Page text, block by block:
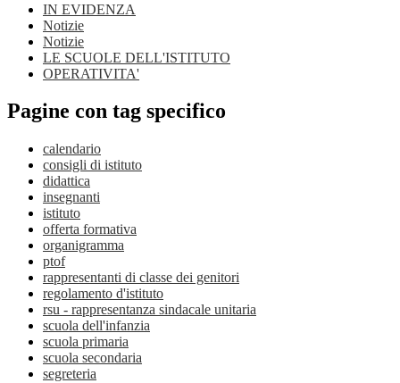
IN EVIDENZA
Notizie
Notizie
LE SCUOLE DELL'ISTITUTO
OPERATIVITA'
Pagine con tag specifico
calendario
consigli di istituto
didattica
insegnanti
istituto
offerta formativa
organigramma
ptof
rappresentanti di classe dei genitori
regolamento d'istituto
rsu - rappresentanza sindacale unitaria
scuola dell'infanzia
scuola primaria
scuola secondaria
segreteria